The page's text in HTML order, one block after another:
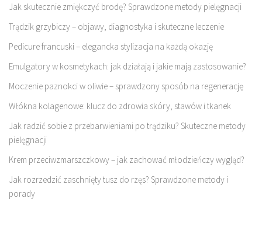
Jak skutecznie zmiękczyć brodę? Sprawdzone metody pielęgnacji
Trądzik grzybiczy – objawy, diagnostyka i skuteczne leczenie
Pedicure francuski – elegancka stylizacja na każdą okazję
Emulgatory w kosmetykach: jak działają i jakie mają zastosowanie?
Moczenie paznokci w oliwie – sprawdzony sposób na regenerację
Włókna kolagenowe: klucz do zdrowia skóry, stawów i tkanek
Jak radzić sobie z przebarwieniami po trądziku? Skuteczne metody
pielęgnacji
Krem przeciwzmarszczkowy – jak zachować młodzieńczy wygląd?
Jak rozrzedzić zaschnięty tusz do rzęs? Sprawdzone metody i
porady